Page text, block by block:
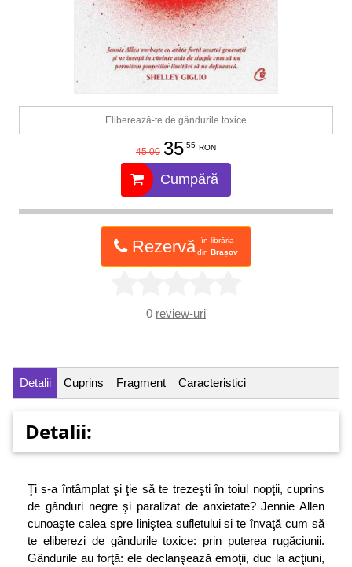
Eliberează-te de gândurile toxice
45.00 35.55 RON
Cumpără
Rezervă
în librăria
din Brașov
0 review-uri
Detalii Cuprins Fragment Caracteristici
Detalii:
Ţi s-a întâmplat şi ţie să te trezeşti în toiul nopţii, cuprins
de gânduri negre şi paralizat de anxietate? Jennie Allen
cunoaşte calea spre liniştea sufletului si te învaţă cum să
te eliberezi de gândurile toxice: prin puterea rugăciunii.
Gândurile au forţă: ele declanşează emoţii, duc la acţiuni,